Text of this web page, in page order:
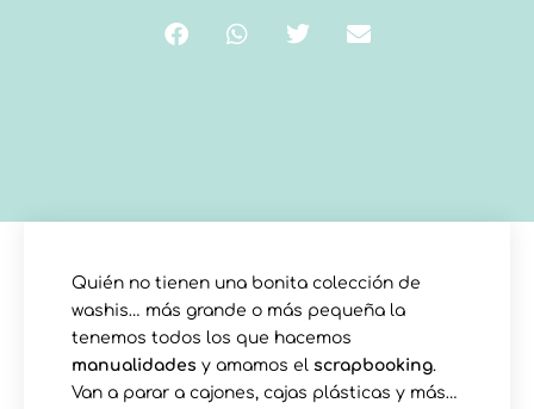
Quién no tienen una bonita colección de
washis… más grande o más pequeña la
tenemos todos los que hacemos
manualidades y amamos el scrapbooking.
Van a parar a cajones, cajas plásticas y más…